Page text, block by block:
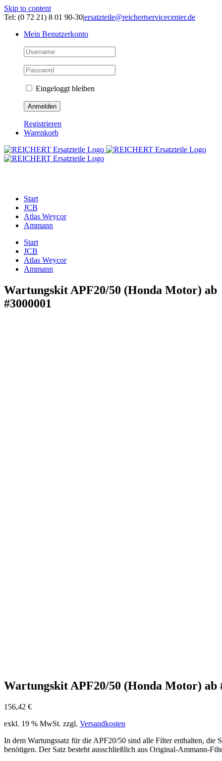
Skip to content
Tel: (0 72 21) 8 01 90-30|ersatzteile@reichertservicecenter.de
Mein Benutzerkonto
Eingeloggt bleiben
Registrieren
Warenkorb
Start
JCB
Atlas Weycor
Ammann
Start
JCB
Atlas Weycor
Ammann
Wartungskit APF20/50 (Honda Motor) ab
#3000001
Wartungskit APF20/50 (Honda Motor) ab
156,42 €
exkl. 19 % MwSt. zzgl. Versandkosten
In dem Wartungssatz für die APF20/50 sind alle Filter enthalten, die
benötigen. Der Satz besteht ausschließlich aus Original-Ammann-